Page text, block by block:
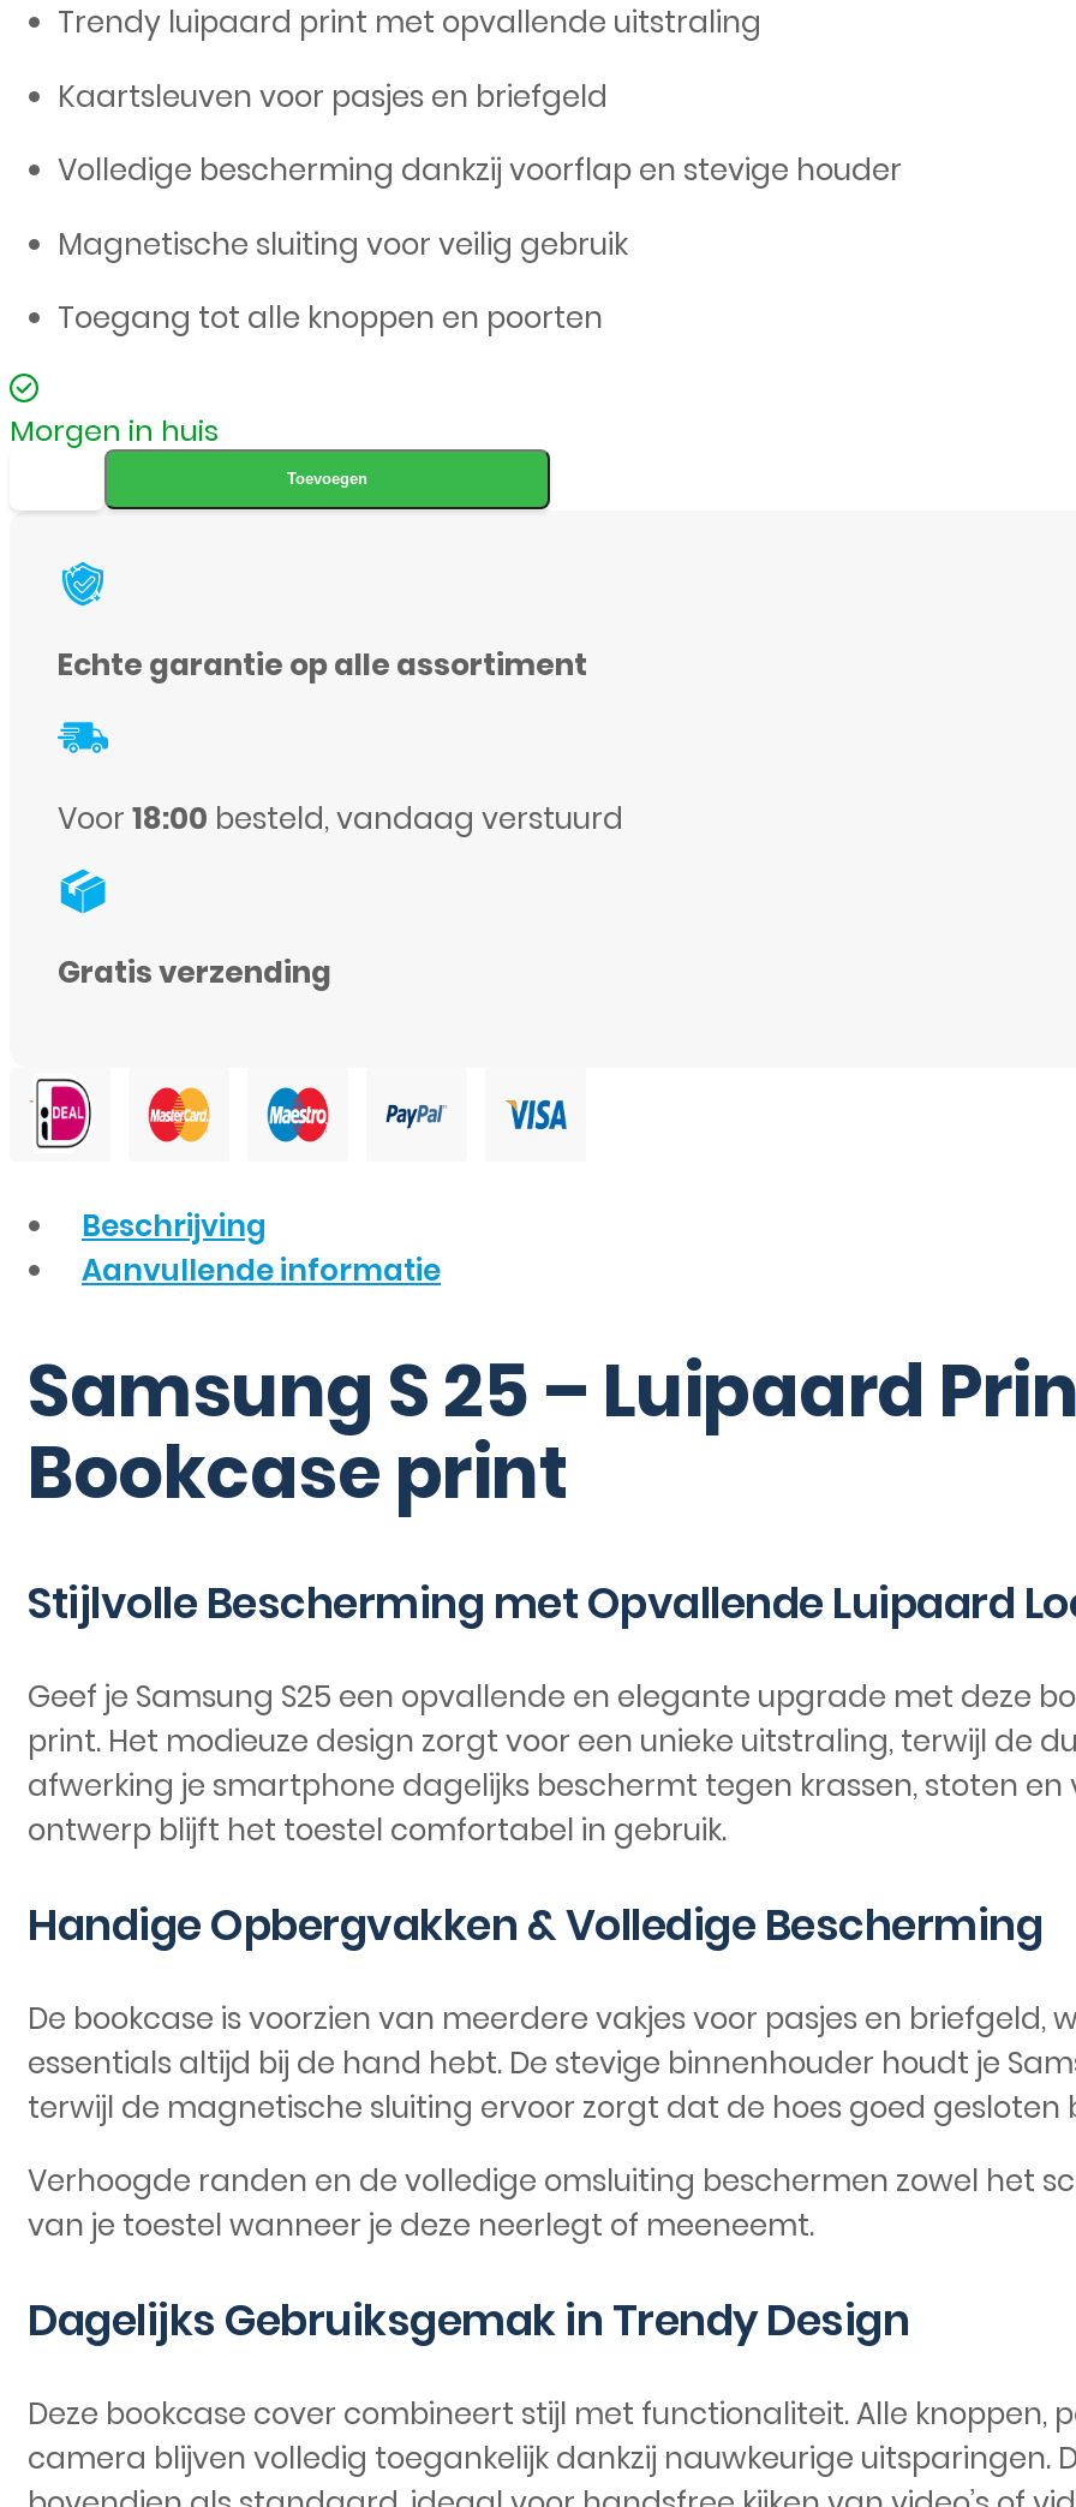
Trendy luipaard print met opvallende uitstraling
Kaartsleuven voor pasjes en briefgeld
Volledige bescherming dankzij voorflap en stevige houder
Magnetische sluiting voor veilig gebruik
Toegang tot alle knoppen en poorten
Morgen in huis
Samsung
S25
Luipaard
Bookcase
aantal
Toevoegen
Echte garantie op alle assortiment
Voor 18:00 besteld, vandaag verstuurd
Gratis verzending
Beschrijving
Aanvullende informatie
Samsung S 25 – Luipaard
Bookcase print
Stijlvolle Bescherming met Opvallende Luipaard
Geef je Samsung S25 een opvallende en elegante upgrade met deze
print. Het modieuze design zorgt voor een unieke uitstraling, terwijl de
afwerking je smartphone dagelijks beschermt tegen krassen, stoten en
ontwerp blijft het toestel comfortabel in gebruik.
Handige Opbergvakken & Volledige Bescherming
De bookcase is voorzien van meerdere vakjes voor pasjes en briefgeld,
essentials altijd bij de hand hebt. De stevige binnenhouder houdt je
terwijl de magnetische sluiting ervoor zorgt dat de hoes goed gesloten
Verhoogde randen en de volledige omsluiting beschermen zowel het
van je toestel wanneer je deze neerlegt of meeneemt.
Dagelijks Gebruiksgemak in Trendy Design
Deze bookcase cover combineert stijl met functionaliteit. Alle knoppen,
camera blijven volledig toegankelijk dankzij nauwkeurige uitsparingen.